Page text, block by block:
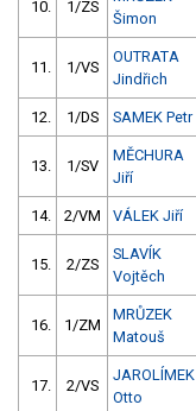
10. 1/ZS
Šimon
11. 1/VS
OUTRATA
Jindřich
12. 1/DS SAMEK Petr
13. 1/SV
MĚCHURA
Jiří
14. 2/VM VÁLEK Jiří
15. 2/ZS
SLAVÍK
Vojtěch
16. 1/ZM
MRŮZEK
Matouš
17. 2/VS
JAROLÍMEK
Otto